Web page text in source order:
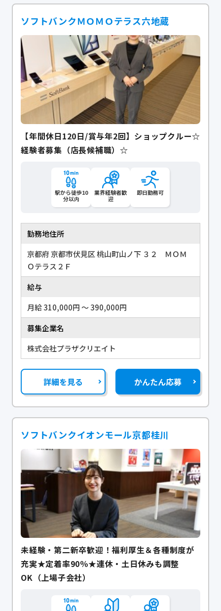
ソフトバンクＭＯＭＯテラス六地蔵
【年間休日120日/賞与年2回】ショップクルー☆
経験者募集（店長候補職）☆
駅から徒歩10
分以内
業界経験者歓
迎
即日勤務可
勤務地住所
京都府 京都市伏見区 桃山町山ノ下 ３２ ＭＯＭ
Ｏテラス２Ｆ
給与
月給 310,000円 〜 390,000円
募集企業名
株式会社プラザクリエイト
詳細を見る かんたん応募
ソフトバンクイオンモール京都桂川
未経験・第二新卒歓迎！福利厚生＆各種制度が
充実★定着率90％★連休・土日休みも調整
OK（上場子会社）